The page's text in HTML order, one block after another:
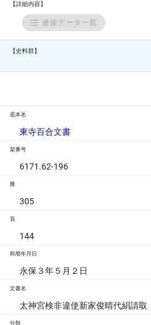
【詳細内容】
連接データ一覧
【史料群】
底本名
東寺百合文書
架番号
6171.62-196
冊
305
頁
144
和暦年月日
永保３年５月２日
文書名
太神宮検非違使新家俊晴代絹請取
分類